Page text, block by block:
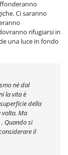
Ci saranno
rifugiarsi in
una luce in fondo
nè dal
la vita è
della
volta. Ma
Quando si
il